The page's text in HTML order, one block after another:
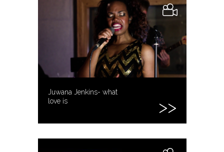
Juwana Jenkins- what
love is